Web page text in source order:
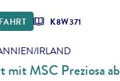
K8W371
IRLAND
mit MSC Preziosa